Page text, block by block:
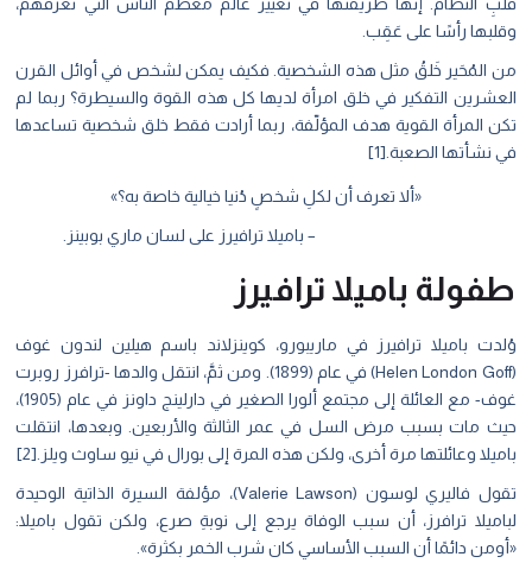
وقلبها رأسًا على عَقِب.
من المُحَير خَلقُ مثل هذه الشخصية. فكيف يمكن لشخص في أوائل القرن
العشرين التفكير في خلق امرأة لديها كل هذه القوة والسيطرة؟ ربما لم
تكن المرأة القوية هدف المؤلّفة، ربما أرادت فقط خلق شخصية تساعدها
في نشأتها الصعبة.[1]
«ألا تعرف أن لكلِ شخصٍ دُنيا خيالية خاصة به؟»
– باميلا ترافيرز على لسان ماري بوبينز.
طفولة باميلا ترافيرز
وُلدت باميلا ترافيرز في ماريبورو، كوينزلاند باسم هيلين لندون غوف
(Helen London Goff) في عام (1899). ومن ثمَّ، انتقل والدها -ترافرز روبرت
غوف- مع العائلة إلى مجتمع ألورا الصغير في دارلينج داونز في عام (1905)،
حيث مات بسبب مرض السل في عمر الثالثة والأربعين. وبعدها، انتقلت
باميلا وعائلتها مرة أخرى، ولكن هذه المرة إلى بورال في نيو ساوث ويلز.[2]
تقول فاليري لوسون (Valerie Lawson)، مؤلفة السيرة الذاتية الوحيدة
لباميلا ترافرز، أن سبب الوفاة يرجع إلى نوبةِ صرع، ولكن تقول باميلا:
«أومن دائمًا أن السبب الأساسي كان شرب الخمر بكثرة».